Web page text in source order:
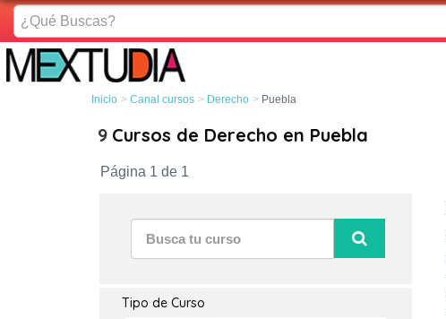
¿Qué
Buscas?
Inicio Canal cursos Derecho Puebla
9 Cursos de Derecho en Puebla
Página 1 de 1
Tipo de Curso